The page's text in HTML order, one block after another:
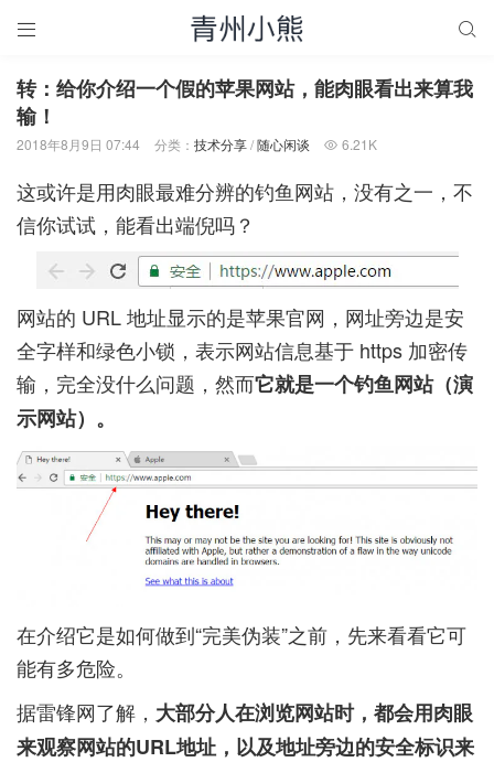
 
转：给你介绍一个假的苹果网站，能肉眼看出来算我
输！
2018年8月9日 07:44 分类： 技术分享/随心闲谈  6.21K
这或许是用肉眼最难分辨的钓鱼网站，没有之一，不
信你试试，能看出端倪吗？
网站的 URL 地址显示的是苹果官网，网址旁边是安
全字样和绿色小锁，表示网站信息基于 https 加密传
输，完全没什么问题，然而它就是一个钓鱼网站（演
示网站）。
在介绍它是如何做到“完美伪装”之前，先来看看它可
能有多危险。
据雷锋网了解， 大部分人在浏览网站时，都会用肉眼
来观察网站的URL地址，以及地址旁边的安全标识来